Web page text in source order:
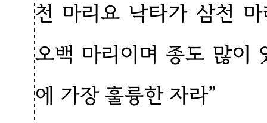
천 마리요 낙타가 삼천
오백 마리이며 종도 많이
에 가장 훌륭한 자라”